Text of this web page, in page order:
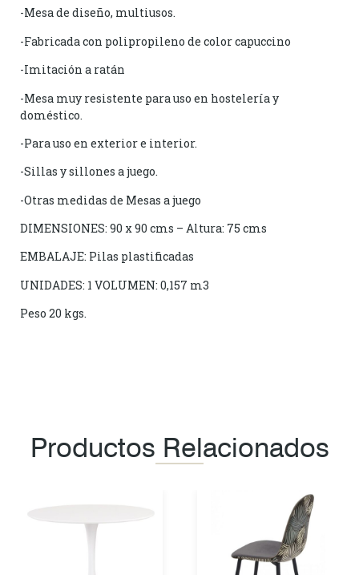
-Mesa de diseño, multiusos.
-Fabricada con polipropileno de color capuccino
-Imitación a ratán
-Mesa muy resistente para uso en hostelería y
doméstico.
-Para uso en exterior e interior.
-Sillas y sillones a juego.
-Otras medidas de Mesas a juego
DIMENSIONES: 90 x 90 cms – Altura: 75 cms
EMBALAJE: Pilas plastificadas
UNIDADES: 1 VOLUMEN: 0,157 m3
Peso 20 kgs.
Productos Relacionados